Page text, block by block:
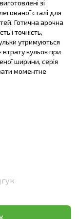
зі
сталі для
Готична арочна
і точність,
утримуються
кульок при
ширини, серія
моментне